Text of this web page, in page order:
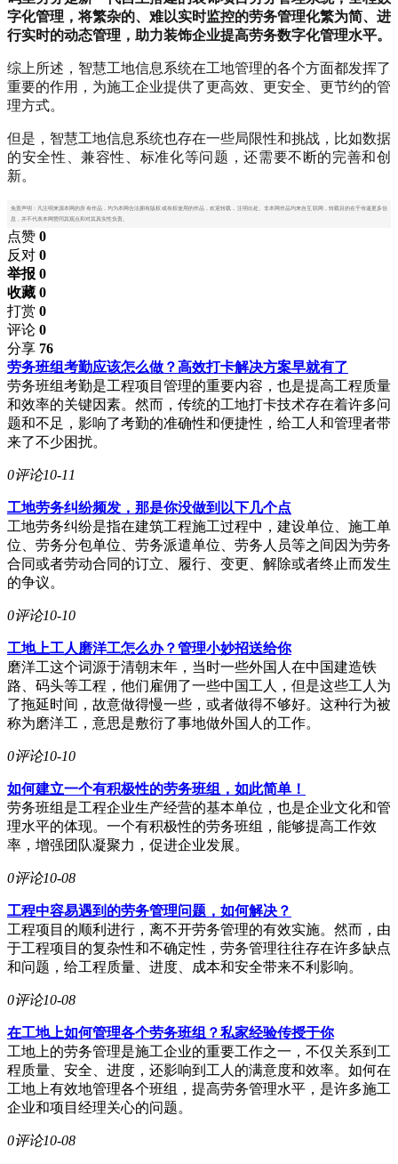
字化管理，将繁杂的、难以实时监控的劳务管理化繁为简、进
行实时的动态管理，助力装饰企业提高劳务数字化管理水平。
综上所述，智慧工地信息系统在工地管理的各个方面都发挥了
重要的作用，为施工企业提供了更高效、更安全、更节约的管
理方式。
但是，智慧工地信息系统也存在一些局限性和挑战，比如数据
的安全性、兼容性、标准化等问题，还需要不断的完善和创
新。
免责声明：凡注明来源本网的所有作品，均为本网合法拥有版权或有权使用的作品，欢迎转载，注明出处。非本网作品均来自互联网，转载目的在于传递更多信
息，并不代表本网赞同其观点和对其真实性负责。
点赞 0
反对 0
举报 0
收藏 0
打赏 0
评论 0
分享 76
劳务班组考勤应该怎么做？高效打卡解决方案早就有了
劳务班组考勤是工程项目管理的重要内容，也是提高工程质量
和效率的关键因素。然而，传统的工地打卡技术存在着许多问
题和不足，影响了考勤的准确性和便捷性，给工人和管理者带
来了不少困扰。
0评论10-11
工地劳务纠纷频发，那是你没做到以下几个点
工地劳务纠纷是指在建筑工程施工过程中，建设单位、施工单
位、劳务分包单位、劳务派遣单位、劳务人员等之间因为劳务
合同或者劳动合同的订立、履行、变更、解除或者终止而发生
的争议。
0评论10-10
工地上工人磨洋工怎么办？管理小妙招送给你
磨洋工这个词源于清朝末年，当时一些外国人在中国建造铁
路、码头等工程，他们雇佣了一些中国工人，但是这些工人为
了拖延时间，故意做得慢一些，或者做得不够好。这种行为被
称为磨洋工，意思是敷衍了事地做外国人的工作。
0评论10-10
如何建立一个有积极性的劳务班组，如此简单！
劳务班组是工程企业生产经营的基本单位，也是企业文化和管
理水平的体现。一个有积极性的劳务班组，能够提高工作效
率，增强团队凝聚力，促进企业发展。
0评论10-08
工程中容易遇到的劳务管理问题，如何解决？
工程项目的顺利进行，离不开劳务管理的有效实施。然而，由
于工程项目的复杂性和不确定性，劳务管理往往存在许多缺点
和问题，给工程质量、进度、成本和安全带来不利影响。
0评论10-08
在工地上如何管理各个劳务班组？私家经验传授于你
工地上的劳务管理是施工企业的重要工作之一，不仅关系到工
程质量、安全、进度，还影响到工人的满意度和效率。如何在
工地上有效地管理各个班组，提高劳务管理水平，是许多施工
企业和项目经理关心的问题。
0评论10-08